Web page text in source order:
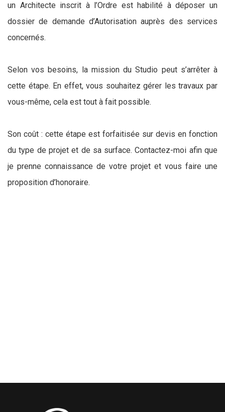
un Architecte inscrit à l’Ordre est habilité à déposer un
dossier de demande d’Autorisation auprès des services
concernés.
Selon vos besoins, la mission du Studio peut s’arrêter à
cette étape. En effet, vous souhaitez gérer les travaux par
vous-même, cela est tout à fait possible.
Son coût : cette étape est forfaitisée sur devis en fonction
du type de projet et de sa surface. Contactez-moi afin que
je prenne connaissance de votre projet et vous faire une
proposition d’honoraire.